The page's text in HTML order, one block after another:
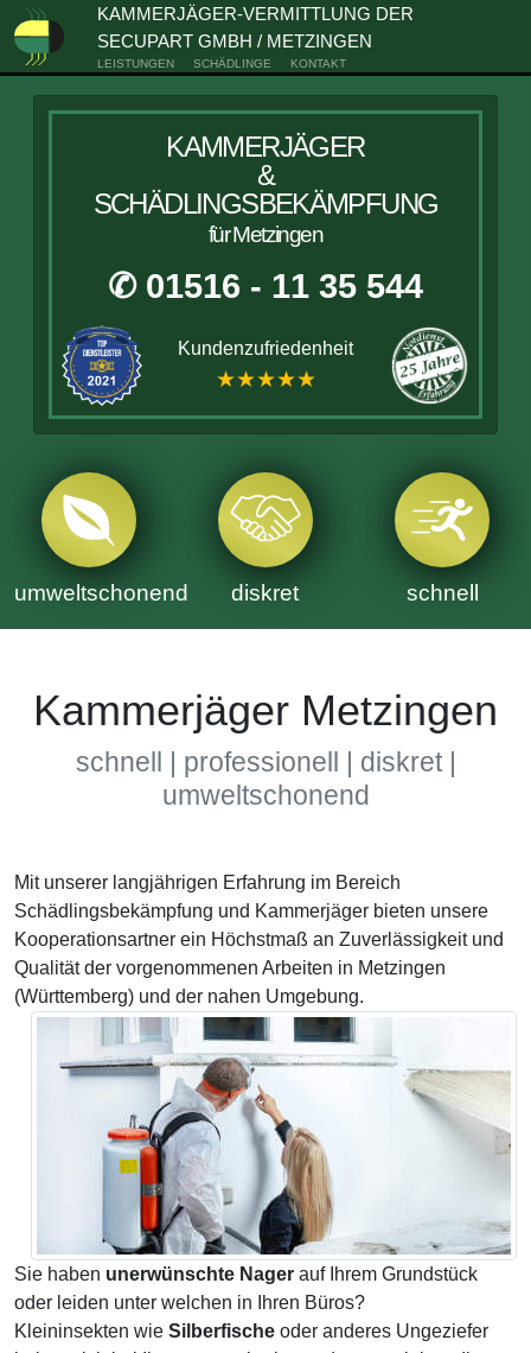
KAMMERJÄGER-VERMITTLUNG DER
SECUPART GMBH / METZINGEN
LEISTUNGEN SCHÄDLINGE KONTAKT
KAMMERJÄGER
&
SCHÄDLINGSBEKÄMPFUNG
für Metzingen
✆ 01516 - 11 35 544
Kundenzufriedenheit
★★★★★
umweltschonend diskret schnell
Kammerjäger Metzingen
schnell | professionell | diskret |
umweltschonend
Mit unserer langjährigen Erfahrung im Bereich
Schädlingsbekämpfung und Kammerjäger bieten unsere
Kooperationsartner ein Höchstmaß an Zuverlässigkeit und
Qualität der vorgenommenen Arbeiten in Metzingen
(Württemberg) und der nahen Umgebung.
Sie haben unerwünschte Nager auf Ihrem Grundstück
oder leiden unter welchen in Ihren Büros?
Kleininsekten wie Silberfische oder anderes Ungeziefer